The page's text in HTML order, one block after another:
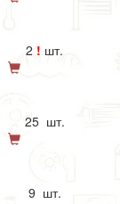
2 ! шт.
25 шт.
9 шт.